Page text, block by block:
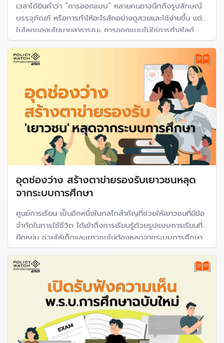
3. สร้างเครือข่ายการสนับสนุนและการมีส่วนร่วมของชุมชน:
ส่งเสริมการมีส่วนร่วมของชุมชน โรงเรียน และครอบครัวใน
การสนับสนุนการศึกษา
สร้างความตระหนักรู้และความเข้าใจเกี่ยวกับความสำคัญ
ของการศึกษา นำไปสู่การออกแบบระบบการศึกษาที่ยืดหยุ่น
เวลาได้ยินคำว่า “การออกแบบ” หลายคนอาจนึกถึงรูปลักษณ์
บรรจุภัณฑ์ หรือการทำให้อะไรสักอย่างดูสวยและใช้ง่ายขึ้น แต่
ในโลกของนโยบายสาธารณะ การออกแบบไม่ใช่การทำสไลด์
อธิบายตัวเลขของนโยบายให้ดูสวยหลังจากรัฐบาลตัดสินใจแล้ว
และไม่ใช่เพียงการตั้งชื่อโครงการให้ติดหูเท่านั้น
อุดช่องว่าง สร้างตาข่ายรองรับเยาวชนหลุด
จากระบบการศึกษา
ศูนย์การเรียน เป็นอีกหนึ่งในกลไกสำคัญที่ช่วยให้เยาวชนที่มีข้อ
จำกัดในการใช้ชีวิต ได้เข้าถึงการเรียนรู้ด้วยรูปแบบการเรียนที่
ยืดหยุ่น ช่วยให้เด็กและเยาวชนไม่ต้องหลุดจากระบบการศึกษา